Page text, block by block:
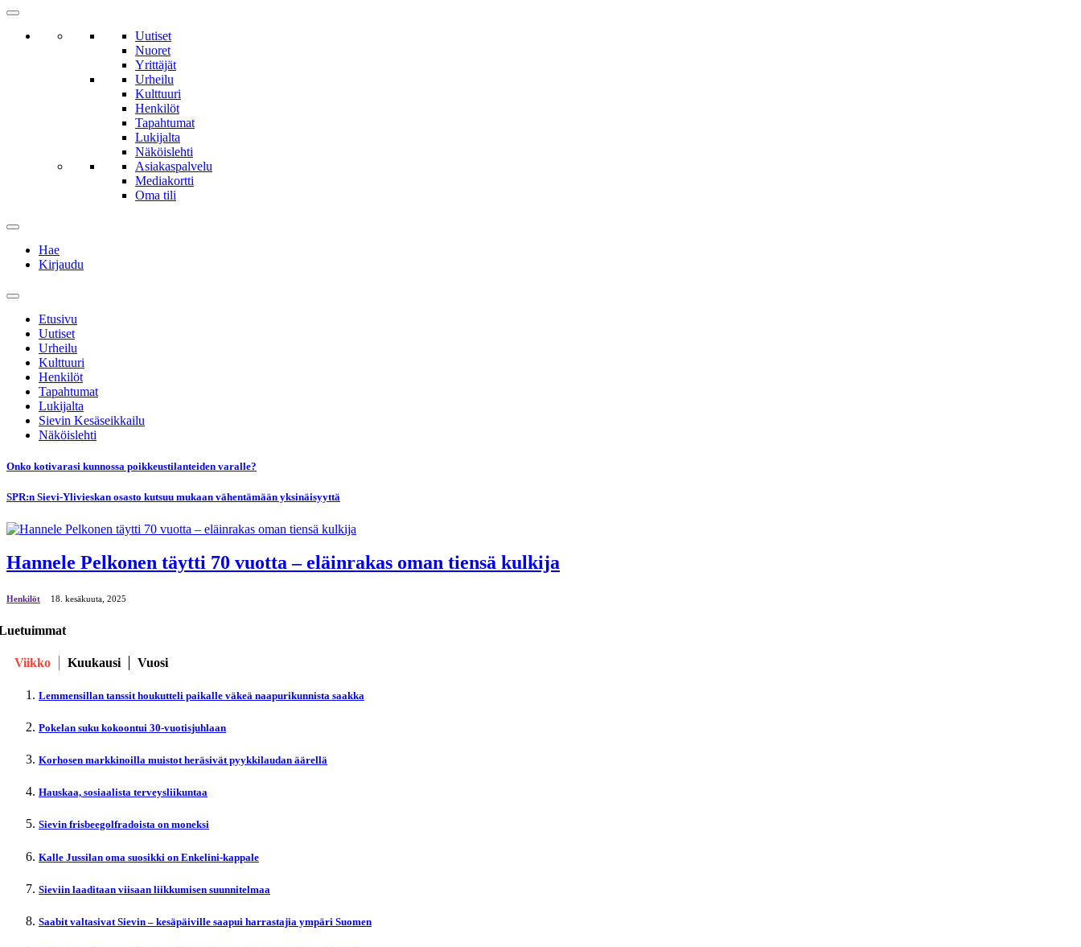
Uutiset
Nuoret
Yrittäjät
Urheilu
Kulttuuri
Henkilöt
Tapahtumat
Lukijalta
Näköislehti
Asiakaspalvelu
Mediakortti
Oma tili
Hae
Kirjaudu
Etusivu
Uutiset
Urheilu
Kulttuuri
Henkilöt
Tapahtumat
Lukijalta
Sievin Kesäseikkailu
Näköislehti
Onko kotivarasi kunnossa poikkeustilanteiden varalle?
SPR:n Sievi-Ylivieskan osasto kutsuu mukaan vähentämään yksinäisyyttä
Hannele Pelkonen täytti 70 vuotta – eläinrakas oman tiensä kulkija
Henkilöt 18. kesäkuuta, 2025
Viikko Kuukausi Vuosi
Lemmensillan tanssit houkutteli paikalle väkeä naapurikunnista saakka
Pokelan suku kokoontui 30-vuotisjuhlaan
Korhosen markkinoilla muistot heräsivät pyykkilaudan äärellä
Hauskaa, sosiaalista terveysliikuntaa
Sievin frisbeegolfradoista on moneksi
Kalle Jussilan oma suosikki on Enkelini-kappale
Sieviin laaditaan viisaan liikkumisen suunnitelmaa
Saabit valtasivat Sievin – kesäpäiville saapui harrastajia ympäri Suomen